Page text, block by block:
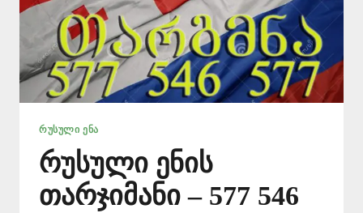
ᲠᲣᲡᲣᲚᲘ ᲔᲜᲐ
რუსული ენის
თარჯიმანი – 577 546